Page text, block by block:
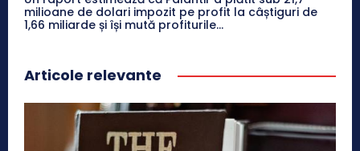
milioane de dolari impozit pe profit la câștiguri de
1,66 miliarde și își mută profiturile...
Articole relevante